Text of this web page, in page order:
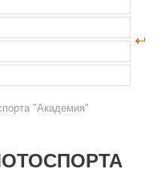
"Академия"